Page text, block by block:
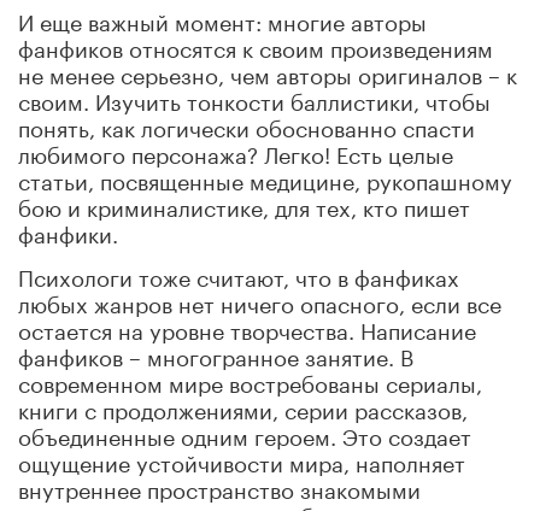
И еще важный момент: многие авторы
фанфиков относятся к своим произведениям
не менее серьезно, чем авторы оригиналов – к
своим. Изучить тонкости баллистики, чтобы
понять, как логически обоснованно спасти
любимого персонажа? Легко! Есть целые
статьи, посвященные медицине, рукопашному
бою и криминалистике, для тех, кто пишет
фанфики.
Психологи тоже считают, что в фанфиках
любых жанров нет ничего опасного, если все
остается на уровне творчества. Написание
фанфиков – многогранное занятие. В
современном мире востребованы сериалы,
книги с продолжениями, серии рассказов,
объединенные одним героем. Это создает
ощущение устойчивости мира, наполняет
внутреннее пространство знакомыми